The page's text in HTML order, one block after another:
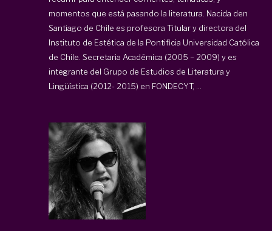
momentos que está pasando la literatura. Nacida den
Santiago de Chile es profesora Titular y directora del
Instituto de Estética de la Pontificia Universidad Católica
de Chile. Secretaria Académica (2005 – 2009) y es
integrante del Grupo de Estudios de Literatura y
Lingüística (2012- 2015) en FONDECYT, ...